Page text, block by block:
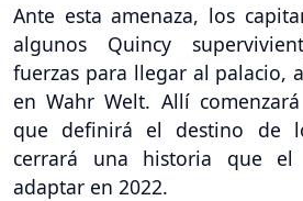
Ante esta amenaza, los
algunos Quincy
fuerzas para llegar al palacio,
en Wahr Welt. Allí
que definirá el destino de
cerrará una historia que el
adaptar en 2022.